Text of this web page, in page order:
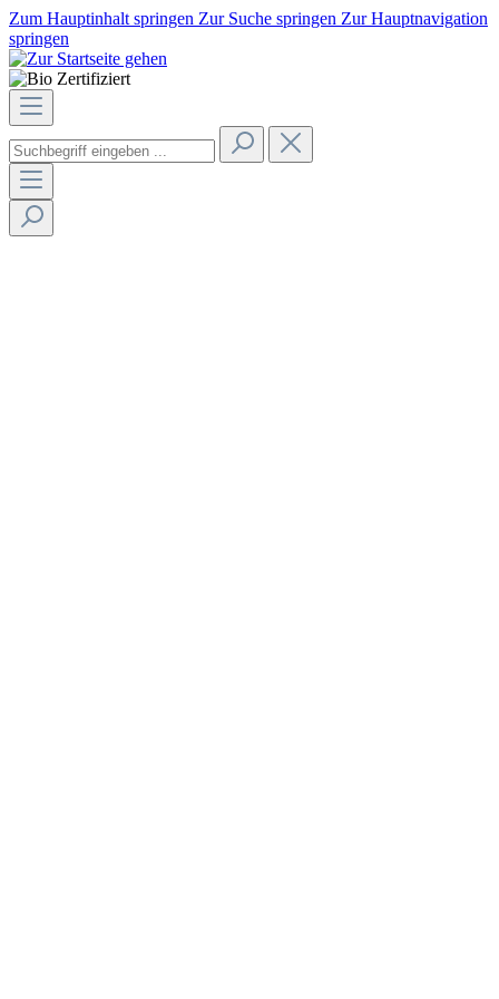
Zum Hauptinhalt springen Zur Suche springen Zur Hauptnavigation
springen